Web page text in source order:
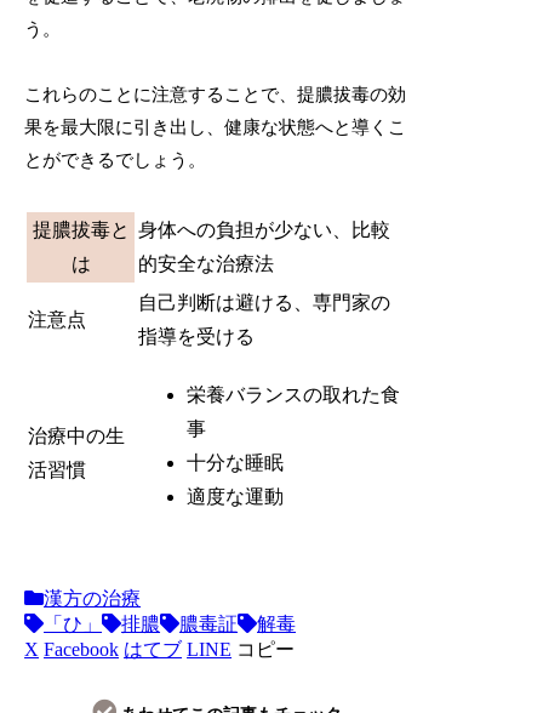
う。
これらのことに注意することで、提膿拔毒の効
果を最大限に引き出し、健康な状態へと導くこ
とができるでしょう。
提膿拔毒と
は
身体への負担が少ない、比較
的安全な治療法
注意点
自己判断は避ける、専門家の
指導を受ける
治療中の生
活習慣
栄養バランスの取れた食
事
十分な睡眠
適度な運動
漢方の治療
「ひ」
排膿 膿毒証
解毒
X Facebook はてブ LINE コピー